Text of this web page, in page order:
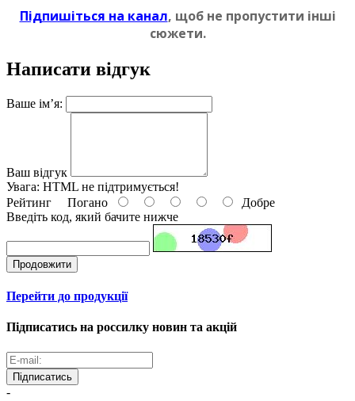
Пiдпишіться на канал, щоб не пропустити iншi
сюжети.
Написати відгук
Ваше ім’я:
Ваш відгук
Увага: HTML не підтримується!
Рейтинг Погано
Добре
Введіть код, який бачите нижче
Продовжити
Перейти до продукції
Підписатись на россилку новин та акцій
Підписатись
-